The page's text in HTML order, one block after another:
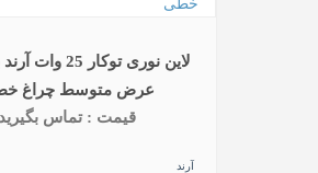
لاین نوری توکار 25
عرض متوسط چراغ
قیمت : تماس بگیرید
آرند